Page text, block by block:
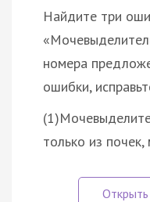
Найдите три
номера
ошибки,
только из